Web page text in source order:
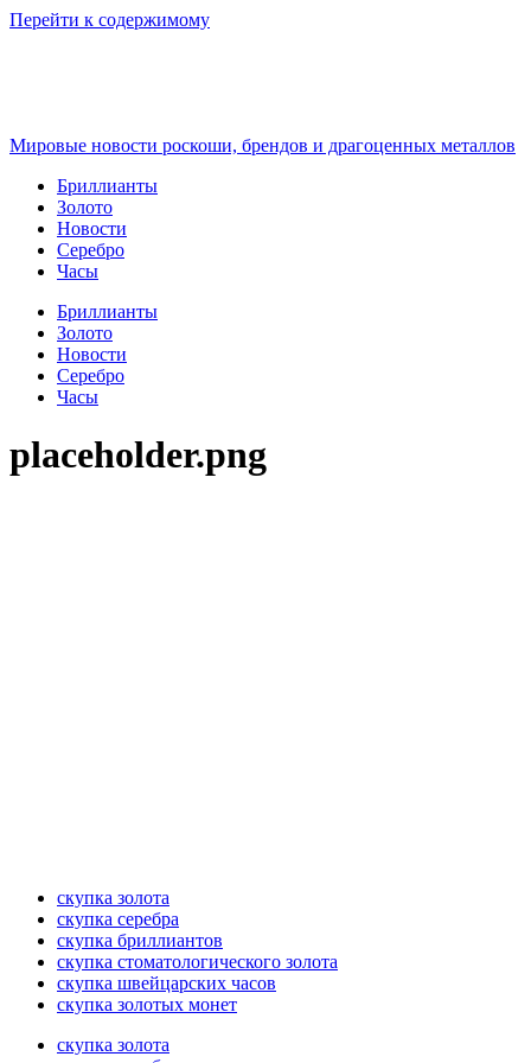
Перейти к содержимому
Мировые новости роскоши, брендов и драгоценных металлов
Бриллианты
Золото
Новости
Серебро
Часы
Бриллианты
Золото
Новости
Серебро
Часы
placeholder.png
скупка золота
скупка серебра
скупка бриллиантов
скупка стоматологического золота
скупка швейцарских часов
скупка золотых монет
скупка золота